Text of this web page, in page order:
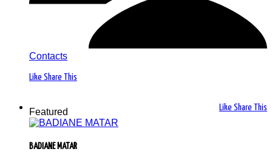
Contacts
Like Share This
Like Share This
Featured
BADIANE MATAR